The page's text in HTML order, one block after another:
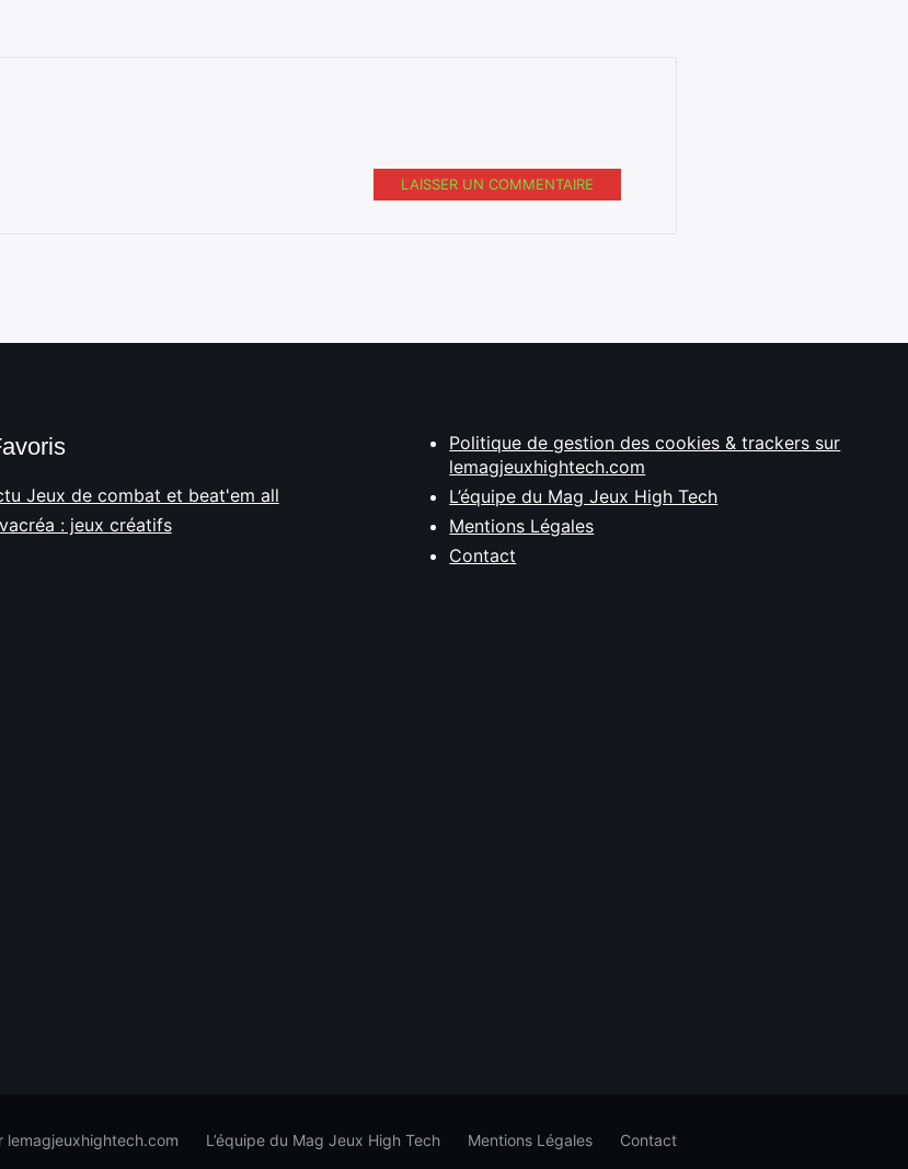
LAISSER UN COMMENTAIRE
Jeux de combat et beat'em all
: jeux créatifs
Politique de gestion des cookies & trackers sur
lemagjeuxhightech.com
L’équipe du Mag Jeux High Tech
Mentions Légales
Contact
lemagjeuxhightech.com L’équipe du Mag Jeux High Tech Mentions Légales Contact